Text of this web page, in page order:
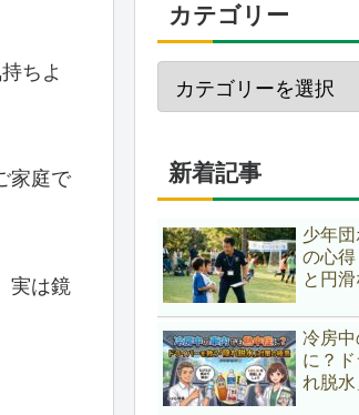
ちよ
家庭で
実は鏡
カテゴリー
新着記事
少年
の心
と円
冷房
に？
れ脱